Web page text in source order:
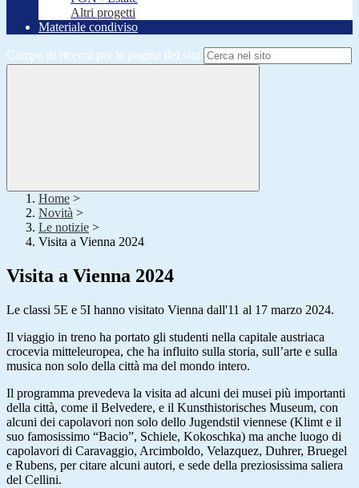
Altri progetti
Materiale condiviso
Campo di ricerca per le pagine del sito
Home >
Novità >
Le notizie >
Visita a Vienna 2024
Visita a Vienna 2024
Le classi 5E e 5I hanno visitato Vienna dall'11 al 17 marzo 2024.
Il viaggio in treno ha portato gli studenti nella capitale austriaca
crocevia mitteleuropea, che ha influito sulla storia, sull’arte e sulla
musica non solo della città ma del mondo intero.
Il programma prevedeva la visita ad alcuni dei musei più importanti
della città, come il Belvedere, e il Kunsthistorisches Museum, con
alcuni dei capolavori non solo dello Jugendstil viennese (Klimt e il
suo famosissimo “Bacio”, Schiele, Kokoschka) ma anche luogo di
capolavori di Caravaggio, Arcimboldo, Velazquez, Duhrer, Bruegel
e Rubens, per citare alcuni autori, e sede della preziosissima saliera
del Cellini.